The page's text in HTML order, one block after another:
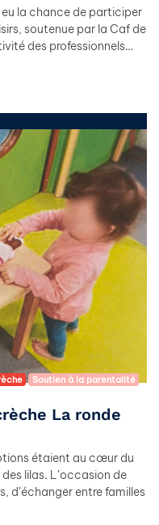
eu la chance de participer
soutenue par la Caf de
des professionnels…
Soutien à la parentalité
La ronde
étaient au cœur du
lilas. L’occasion de
d’échanger entre familles